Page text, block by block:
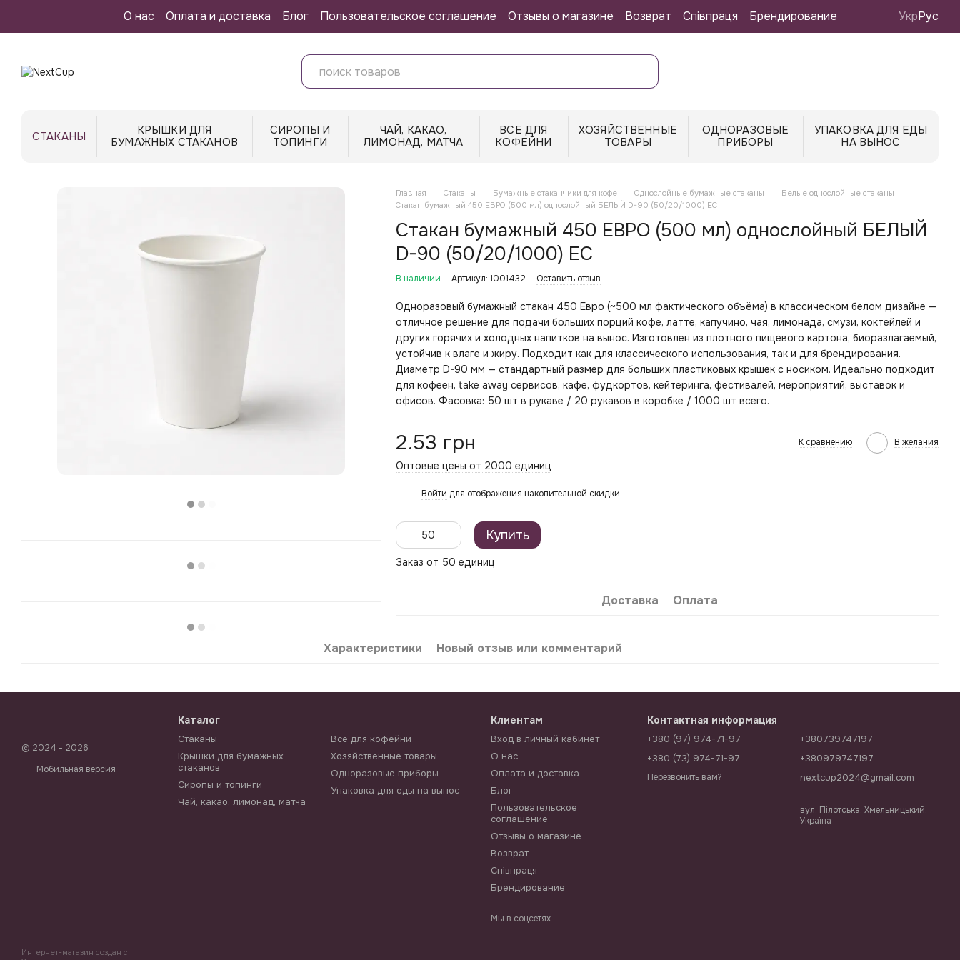
Перейти к основному контенту
О нас Оплата и доставка Блог Пользовательское соглашение Отзывы о магазине Возврат Співпраця Брендирование УкрРус
СТАКАНЫ
КРЫШКИ ДЛЯ
БУМАЖНЫХ СТАКАНОВ
СИРОПЫ И
ТОПИНГИ
ЧАЙ, КАКАО,
ЛИМОНАД, МАТЧА
ВСЕ ДЛЯ
КОФЕЙНИ
ХОЗЯЙСТВЕННЫЕ
ТОВАРЫ
ОДНОРАЗОВЫЕ
ПРИБОРЫ
УПАКОВКА ДЛЯ ЕДЫ
НА ВЫНОС
Главная Стаканы Бумажные стаканчики для кофе Однослойные бумажные стаканы
Белые однослойные стаканы
Стакан бумажный 450 ЕВРО (500 мл) однослойный БЕЛЫЙ D-90 (50/20/1000) EC
Стакан бумажный 450 ЕВРО (500 мл) однослойный БЕЛЫЙ
D-90 (50/20/1000) EC
В наличии Артикул: 1001432 Оставить отзыв
Одноразовый бумажный стакан 450 Евро (~500 мл фактического объёма) в классическом белом дизайне —
отличное решение для подачи больших порций кофе, латте, капучино, чая, лимонада, смузи, коктейлей и
других горячих и холодных напитков на вынос. Изготовлен из плотного пищевого картона, биоразлагаемый,
устойчив к влаге и жиру. Подходит как для классического использования, так и для брендирования.
Диаметр D-90 мм — стандартный размер для больших пластиковых крышек с носиком. Идеально подходит
для кофеен, take away сервисов, кафе, фудкортов, кейтеринга, фестивалей, мероприятий, выставок и
офисов. Фасовка: 50 шт в рукаве / 20 рукавов в коробке / 1000 шт всего.
2.53 грн К сравнению В желания
Оптовые цены от 2000 единиц
Войти для отображения накопительной скидки
Купить
Заказ от 50 единиц
Доставка Оплата
Характеристики Новый отзыв или комментарий
© 2024 - 2026
Мобильная версия
Интернет-магазин создан с
Каталог
Стаканы
Крышки для бумажных
стаканов
Сиропы и топинги
Чай, какао, лимонад, матча
Все для кофейни
Хозяйственные товары
Одноразовые приборы
Упаковка для еды на вынос
Клиентам
Вход в личный кабинет
О нас
Оплата и доставка
Блог
Пользовательское
соглашение
Отзывы о магазине
Возврат
Співпраця
Брендирование
Мы в соцсетях
Контактная информация
+380 (97) 974-71-97
+380 (73) 974-71-97
Перезвонить вам?
+380739747197
+380979747197
nextcup2024@gmail.com
вул. Пілотська, Хмельницький,
Україна